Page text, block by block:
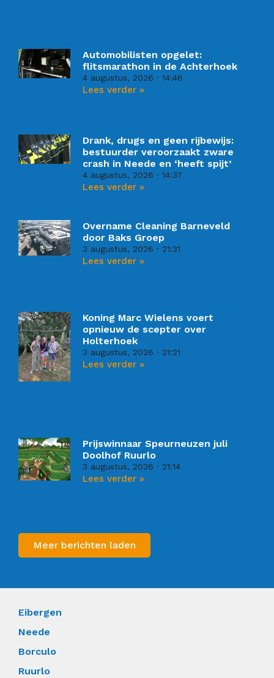
Automobilisten opgelet:
flitsmarathon in de Achterhoek
4 augustus, 2026 14:46
Lees verder »
Drank, drugs en geen rijbewijs:
bestuurder veroorzaakt zware
crash in Neede en ‘heeft spijt’
4 augustus, 2026 14:37
Lees verder »
Overname Cleaning Barneveld
door Baks Groep
3 augustus, 2026 21:31
Lees verder »
Koning Marc Wielens voert
opnieuw de scepter over
Holterhoek
3 augustus, 2026 21:21
Lees verder »
Prijswinnaar Speurneuzen juli
Doolhof Ruurlo
3 augustus, 2026 21:14
Lees verder »
Meer berichten laden
Eibergen
Neede
Borculo
Ruurlo